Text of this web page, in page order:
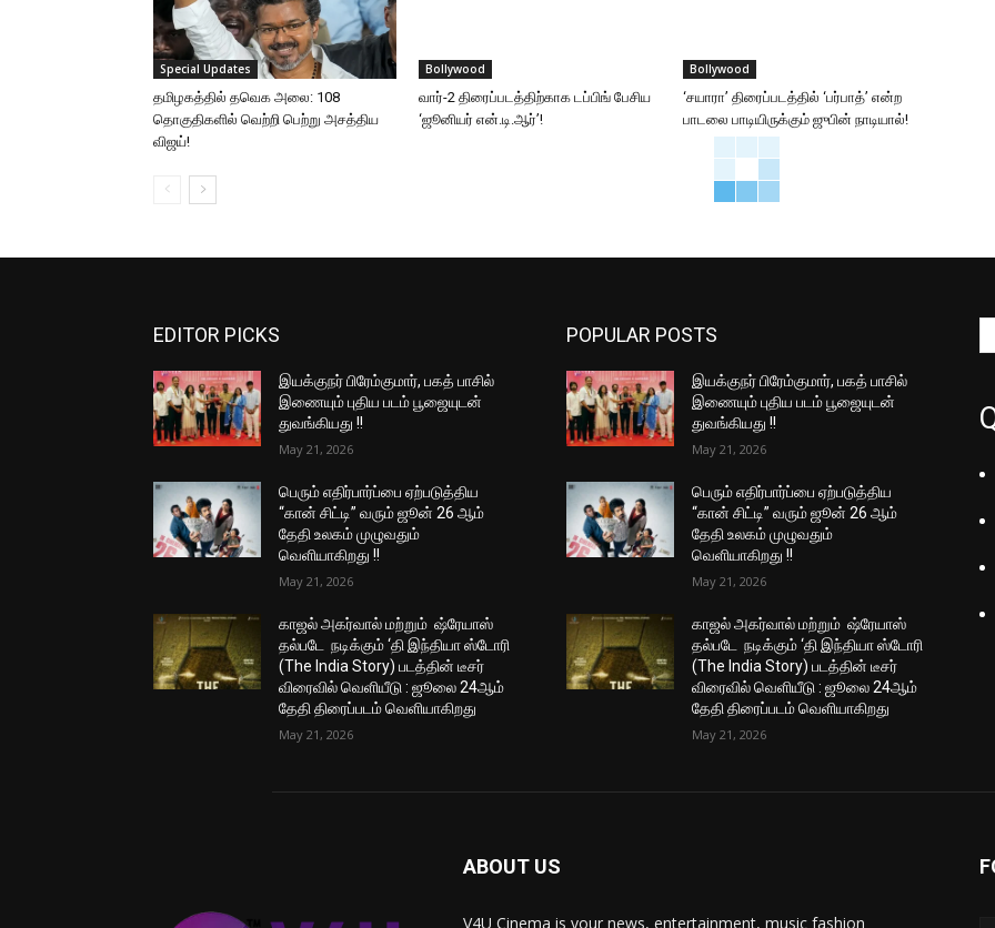
Special Updates
தமிழகத்தில் தவெக அலை: 108
தொகுதிகளில் வெற்றி பெற்று அசத்திய
விஜய்!
Bollywood
வார்-2 திரைப்படத்திற்காக டப்பிங் பேசிய
‘ஜூனியர் என்.டி.ஆர்’!
Bollywood
‘சயாரா’ திரைப்படத்தில் ‘பர்பாத்’ என்ற
பாடலை பாடியிருக்கும் ஜுபின் நாடியால்!
EDITOR PICKS
இயக்குநர் பிரேம்குமார், பகத் பாசில்
இணையும் புதிய படம் பூஜையுடன்
துவங்கியது !!
May 21, 2026
பெரும் எதிர்பார்ப்பை ஏற்படுத்திய
“கான் சிட்டி” வரும் ஜூன் 26 ஆம்
தேதி உலகம் முழுவதும்
வெளியாகிறது !!
May 21, 2026
காஜல் அகர்வால் மற்றும் ஷ்ரேயாஸ்
தல்படே நடிக்கும் ‘தி இந்தியா ஸ்டோரி
(The India Story) படத்தின் டீசர்
விரைவில் வெளியீடு : ஜூலை 24ஆம்
தேதி திரைப்படம் வெளியாகிறது
May 21, 2026
POPULAR POSTS
இயக்குநர் பிரேம்குமார், பகத் பாசில்
இணையும் புதிய படம் பூஜையுடன்
துவங்கியது !!
May 21, 2026
பெரும் எதிர்பார்ப்பை ஏற்படுத்திய
“கான் சிட்டி” வரும் ஜூன் 26 ஆம்
தேதி உலகம் முழுவதும்
வெளியாகிறது !!
May 21, 2026
காஜல் அகர்வால் மற்றும் ஷ்ரேயாஸ்
தல்படே நடிக்கும் ‘தி இந்தியா ஸ்டோரி
(The India Story) படத்தின் டீசர்
விரைவில் வெளியீடு : ஜூலை 24ஆம்
தேதி திரைப்படம் வெளியாகிறது
May 21, 2026
ABOUT US
V4U Cinema is your news, entertainment, music fashion